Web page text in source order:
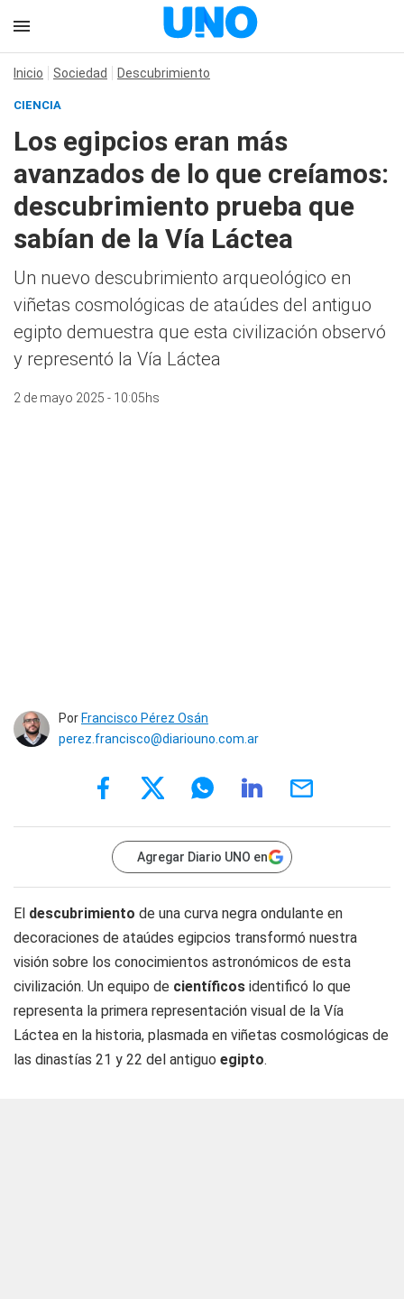
Inicio Sociedad Descubrimiento
CIENCIA
Los egipcios eran más
avanzados de lo que creíamos:
descubrimiento prueba que
sabían de la Vía Láctea
Un nuevo descubrimiento arqueológico en
viñetas cosmológicas de ataúdes del antiguo
egipto demuestra que esta civilización observó
y representó la Vía Láctea
2 de mayo 2025 - 10:05hs
Por Francisco Pérez Osán
perez.francisco@diariouno.com.ar
Agregar Diario UNO en
El descubrimiento de una curva negra ondulante en
decoraciones de ataúdes egipcios transformó nuestra
visión sobre los conocimientos astronómicos de esta
civilización. Un equipo de científicos identificó lo que
representa la primera representación visual de la Vía
Láctea en la historia, plasmada en viñetas cosmológicas de
las dinastías 21 y 22 del antiguo egipto.